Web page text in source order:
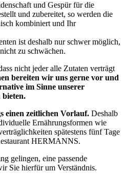
und Gespür für die
und zubereitet, so werden die
kombiniert und Ihr
ist deshalb nur schwer möglich,
zu schwächen.
nicht jeder alle Zutaten verträgt
bereiten wir uns gerne vor und
im Sinne unserer
einen zeitlichen Vorlauf. Deshalb
Ernährungsformen wie
spätestens fünf Tage
HERMANNS.
gelingen, eine passende
Sie hierfür um Verständnis.